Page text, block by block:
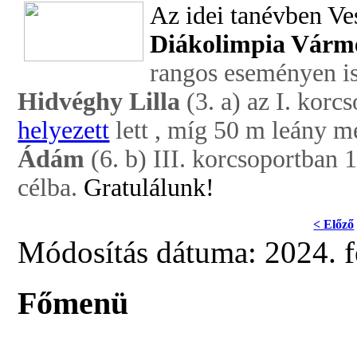
Az idei tanévben
Diákolimpia
rangos eseményen
Hidvéghy Lilla (3. a) az I.
helyezett lett , míg 50 m leány
Ádám (6. b) III. korcsoportban
célba. Gratulálunk!
< Előző
Módosítás dátuma: 2024.
Főmenü